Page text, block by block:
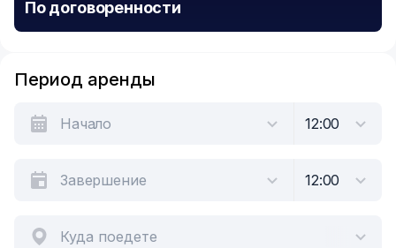
По договоренности
Период аренды
Куда поедете